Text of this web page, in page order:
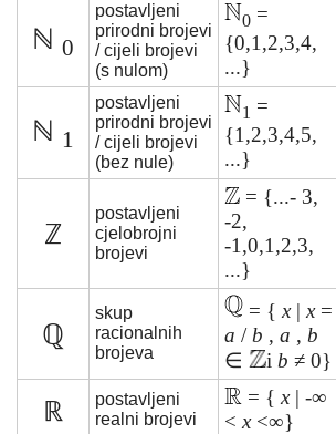
ℕ 0
postavljeni
prirodni brojevi
/ cijeli brojevi
(s nulom)
0 =
{0,1,2,3,4,
...}
ℕ 1
postavljeni
prirodni brojevi
/ cijeli brojevi
(bez nule)
1 =
{1,2,3,4,5,
...}
ℤ
postavljeni
cjelobrojni
brojevi
= {...- 3,
-2,
-1,0,1,2,3,
...}
ℚ
skup
racionalnih
brojeva
= { x| x=
a /b , a , b
∈
i b ≠ 0}
ℝ
postavljeni
realni brojevi
= { x| -∞
< x<∞}